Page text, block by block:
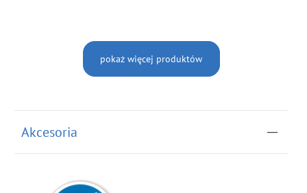
pokaż więcej produktów
Akcesoria